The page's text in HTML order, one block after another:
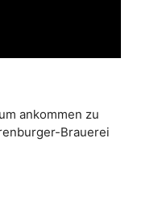
ankommen zu
Brauerei